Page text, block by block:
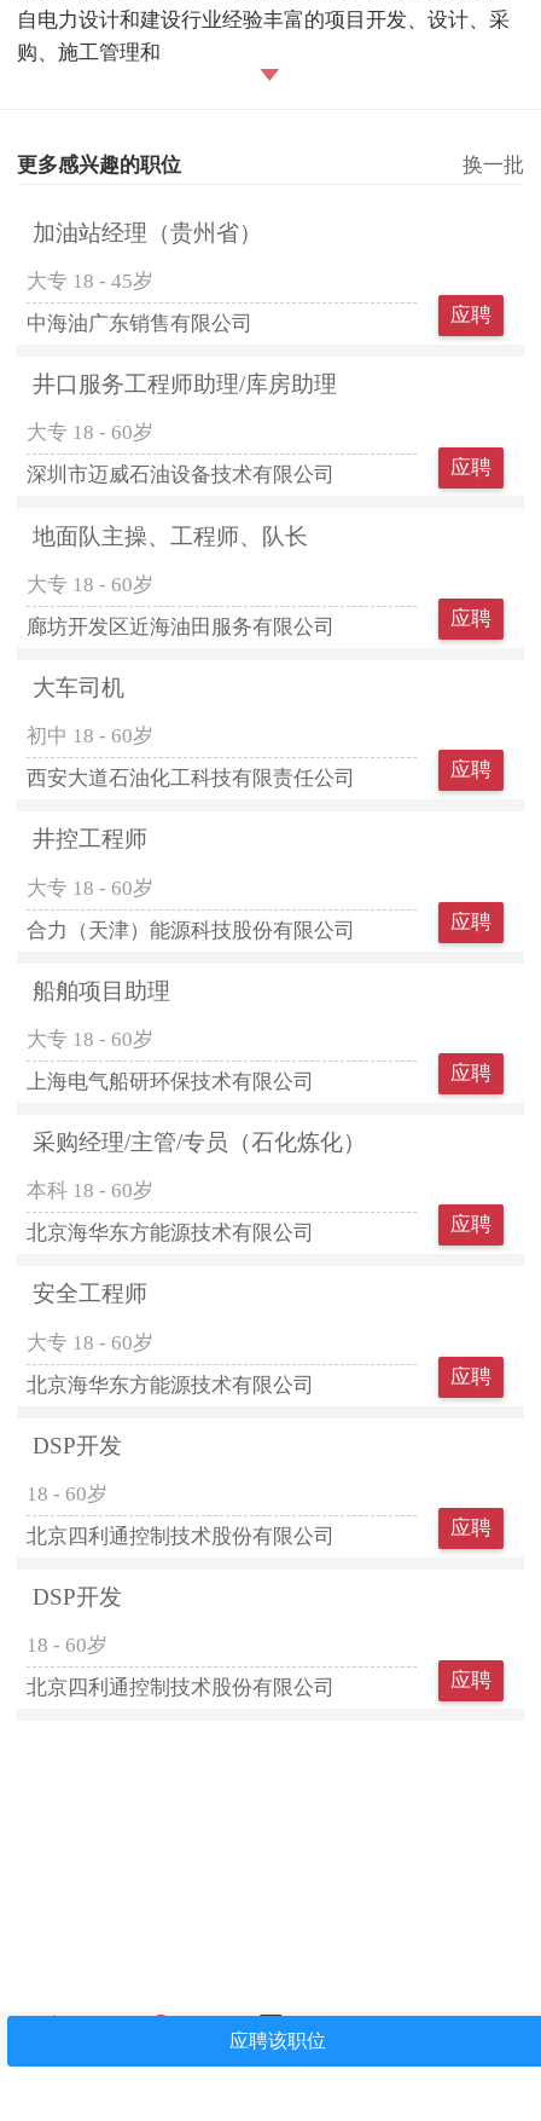
自电力设计和建设行业经验丰富的项目开发、设计、采
购、施工管理和
更多感兴趣的职位 换一批
加油站经理（贵州省）
大专 18 - 45岁
中海油广东销售有限公司
应聘
井口服务工程师助理/库房助理
大专 18 - 60岁
深圳市迈威石油设备技术有限公司
应聘
地面队主操、工程师、队长
大专 18 - 60岁
廊坊开发区近海油田服务有限公司
应聘
大车司机
初中 18 - 60岁
西安大道石油化工科技有限责任公司
应聘
井控工程师
大专 18 - 60岁
合力（天津）能源科技股份有限公司
应聘
船舶项目助理
大专 18 - 60岁
上海电气船研环保技术有限公司
应聘
采购经理/主管/专员（石化炼化）
本科 18 - 60岁
北京海华东方能源技术有限公司
应聘
安全工程师
大专 18 - 60岁
北京海华东方能源技术有限公司
应聘
DSP开发
18 - 60岁
北京四利通控制技术股份有限公司
应聘
DSP开发
18 - 60岁
北京四利通控制技术股份有限公司
应聘
简历中心